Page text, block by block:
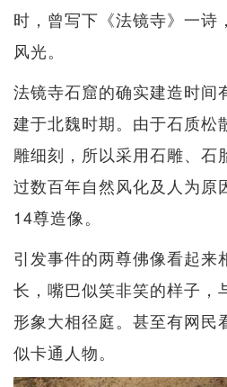
时，曾写下《法镜寺》一诗
风光。
法镜寺石窟的确实建造时间
建于北魏时期。由于石质松
雕细刻，所以采用石雕、石
过数百年自然风化及人为原
14尊造像。
引发事件的两尊佛像看起来
长，嘴巴似笑非笑的样子，
形象大相径庭。甚至有网民
似卡通人物。